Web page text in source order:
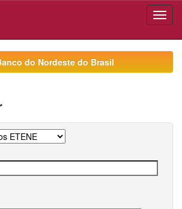
do Nordeste do Brasil